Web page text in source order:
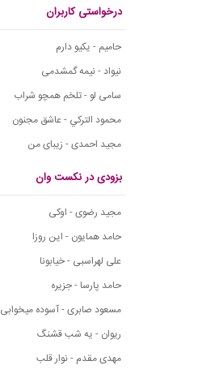
درخواستی کاربران
حامیم - یکیو دارم
نیواد - نیمه گمشدمی
سامی لو - تلخم همچو شراب
محمود التركي - عاشق مجنون
مجید احمدی - زیبای من
بزودی در نکست وان
مجید رضوی - اوکی
حامد همایون - این روزا
علی لهراسبی - خیابونا
حامد پارسا - جزیره
مسعود صابری - آسوده میخوابی
ریوان - یه شب قشنگ
مهدی مقدم - نوار قلب